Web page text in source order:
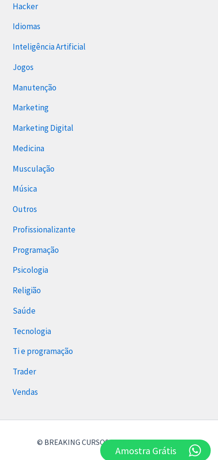
Hacker
Idiomas
Inteligência Artificial
Jogos
Manutenção
Marketing
Marketing Digital
Medicina
Musculação
Música
Outros
Profissionalizante
Programação
Psicologia
Religião
Saúde
Tecnologia
Ti e programação
Trader
Vendas
© BREAKING CURSOS 2026 Breaking Cursos
Amostra Grátis